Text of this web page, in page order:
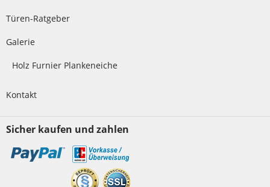
Türen-Ratgeber
Galerie
Holz Furnier Plankeneiche
Kontakt
Sicher kaufen und zahlen